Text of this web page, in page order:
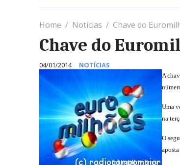
Home Notícias Chave do
Chave do
04/01/2014 NOTÍCIAS
A
Uma
na
O